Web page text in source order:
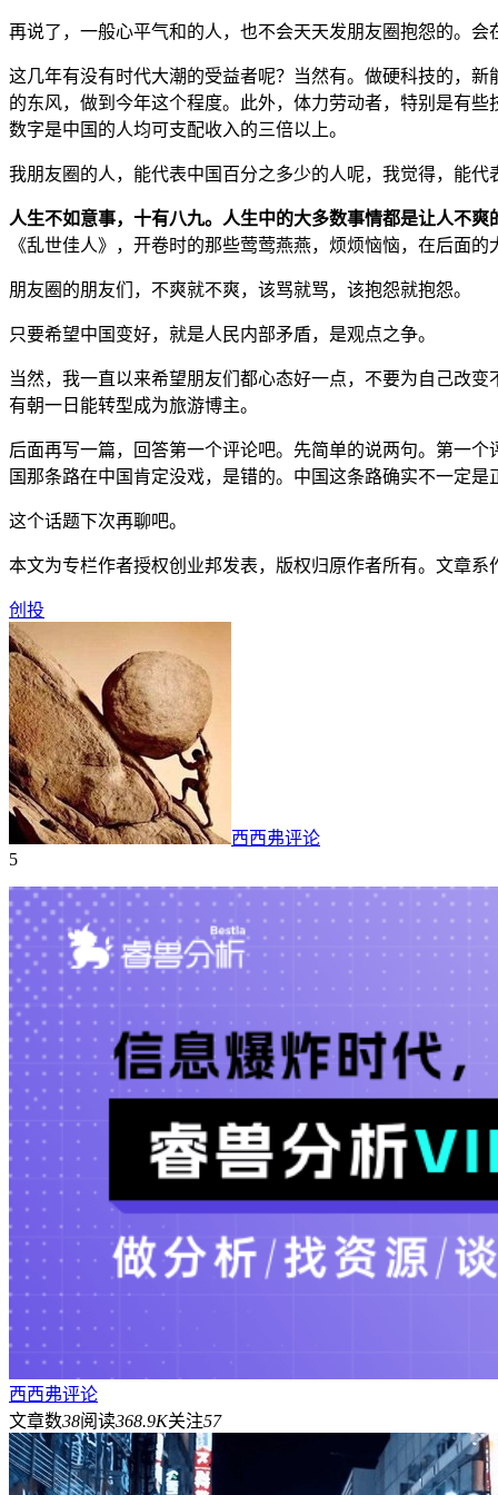
再说了，一般心平气和的人，也不会天天发朋友圈抱怨的。
这几年有没有时代大潮的受益者呢？当然有。做硬科技的，
的东风，做到今年这个程度。此外，体力劳动者，特别是有
数字是中国的人均可支配收入的三倍以上。
我朋友圈的人，能代表中国百分之多少的人呢，我觉得，能
人生不如意事，十有八九。人生中的大多数事情都是让人不
《乱世佳人》，开卷时的那些莺莺燕燕，烦烦恼恼，在后面
朋友圈的朋友们，不爽就不爽，该骂就骂，该抱怨就抱怨。
只要希望中国变好，就是人民内部矛盾，是观点之争。
当然，我一直以来希望朋友们都心态好一点，不要为自己改
有朝一日能转型成为旅游博主。
后面再写一篇，回答第一个评论吧。先简单的说两句。第一
国那条路在中国肯定没戏，是错的。中国这条路确实不一定
这个话题下次再聊吧。
本文为专栏作者授权创业邦发表，版权归原作者所有。文章
创投
西西弗评论
5
西西弗评论
文章数38阅读368.9K关注57